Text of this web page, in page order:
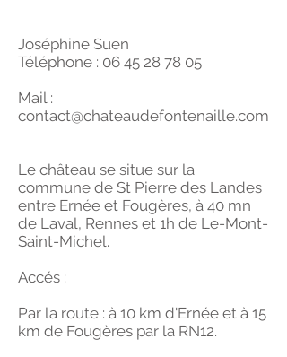
Joséphine Suen
Téléphone : 06 45 28 78 05
Mail :
contact@chateaudefontenaille.com
Le château se situe sur la
commune de St Pierre des Landes
entre Ernée et Fougères, à 40 mn
de Laval, Rennes et 1h de Le-Mont-
Saint-Michel.
Accés :
Par la route : à 10 km d'Ernée et à 15
km de Fougères par la RN12.